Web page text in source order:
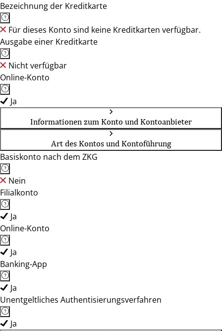
Bezeichnung der Kreditkarte
Für dieses Konto sind keine Kreditkarten verfügbar.
Ausgabe einer Kreditkarte
Nicht verfügbar
Online-Konto
Ja
Informationen zum Konto und Kontoanbieter
Art des Kontos und Kontoführung
Basiskonto nach dem ZKG
Nein
Filialkonto
Ja
Online-Konto
Ja
Banking-App
Ja
Unentgeltliches Authentisierungsverfahren
Ja